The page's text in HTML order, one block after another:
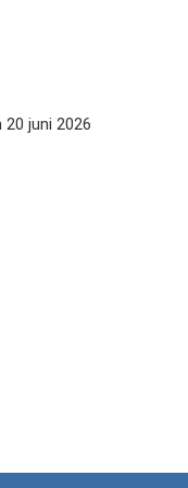
juni 2026